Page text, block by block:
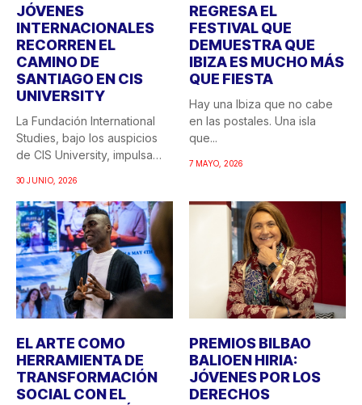
JÓVENES
INTERNACIONALES
RECORREN EL
CAMINO DE
SANTIAGO EN CIS
UNIVERSITY
La Fundación International
Studies, bajo los auspicios
de CIS University, impulsa
30 JUNIO, 2026
REGRESA EL
FESTIVAL QUE
DEMUESTRA QUE
IBIZA ES MUCHO MÁS
QUE FIESTA
Hay una Ibiza que no cabe
en las postales. Una isla
que...
7 MAYO, 2026
EL ARTE COMO
HERRAMIENTA DE
TRANSFORMACIÓN
SOCIAL CON EL
PREMIOS BILBAO
BALIOEN HIRIA:
JÓVENES POR LOS
DERECHOS